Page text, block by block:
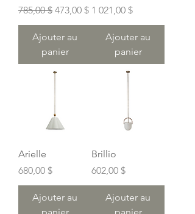
Prix original
785,00 $ Prix promotionnel
473,00 $
Ajouter au
panier
Prix
1 021,00 $
Ajouter au
panier
Arielle
Prix
680,00 $
Ajouter au
panier
Brillio
Prix
602,00 $
Ajouter au
panier